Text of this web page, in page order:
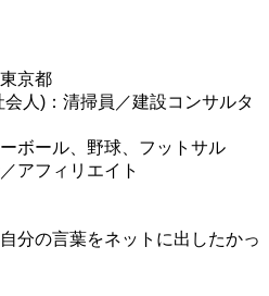
京都
人)：清掃員／建設コンサルタ
ボール、野球、フットサル
アフィリエイト
分の言葉をネットに出したかっ